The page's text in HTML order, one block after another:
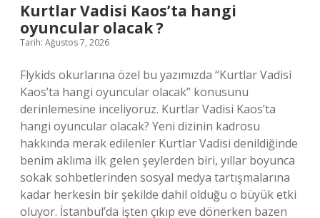
Kurtlar Vadisi Kaos’ta hangi
oyuncular olacak ?
Tarih: Ağustos 7, 2026
Flykids okurlarına özel bu yazımızda “Kurtlar Vadisi
Kaos’ta hangi oyuncular olacak” konusunu
derinlemesine inceliyoruz. Kurtlar Vadisi Kaos’ta
hangi oyuncular olacak? Yeni dizinin kadrosu
hakkında merak edilenler Kurtlar Vadisi denildiğinde
benim aklıma ilk gelen şeylerden biri, yıllar boyunca
sokak sohbetlerinden sosyal medya tartışmalarına
kadar herkesin bir şekilde dahil olduğu o büyük etki
oluyor. İstanbul’da işten çıkıp eve dönerken bazen